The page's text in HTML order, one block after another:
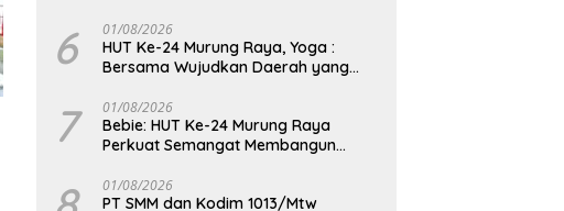
6 01/08/2026
HUT Ke-24 Murung Raya, Yoga :
Bersama Wujudkan Daerah yang
7 01/08/2026
Bebie: HUT Ke-24 Murung Raya
Perkuat Semangat Membangun
01/08/2026
PT SMM dan Kodim 1013/Mtw